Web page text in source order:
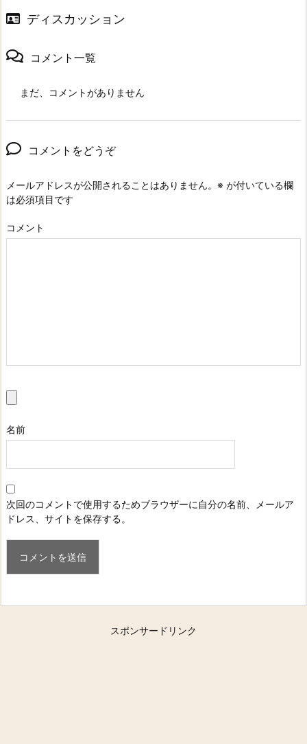
ディスカッション
コメント一覧
まだ、コメントがありません
コメントをどうぞ
メールアドレスが公開されることはありません。 ※ が付いている欄
は必須項目です
コメント
名前
次回のコメントで使用するためブラウザーに自分の名前、メールア
ドレス、サイトを保存する。
スポンサードリンク